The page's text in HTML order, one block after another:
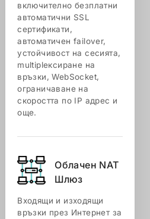
включително безплатни
автоматични SSL
сертификати,
автоматичен failover,
устойчивост на сесията,
multiplексиране на
връзки, WebSocket,
ограничаване на
скоростта по IP адрес и
още.
Облачен NАТ
Шлюз
Входящи и изходящи
връзки през Интернет за